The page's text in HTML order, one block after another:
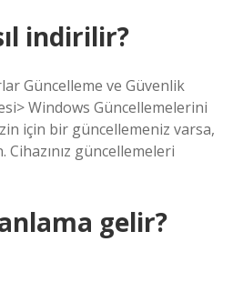
indirilir?
Güncelleme ve Güvenlik
Windows Güncellemelerini
için bir güncellemeniz varsa,
Cihazınız güncellemeleri
gelir?